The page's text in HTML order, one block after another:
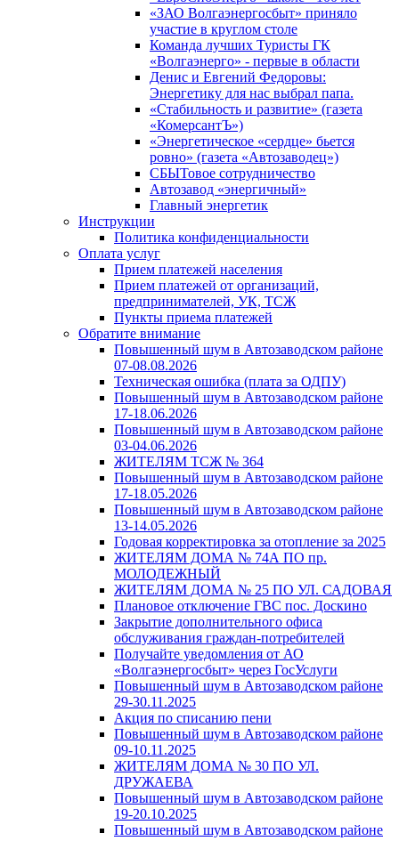
«ЗАО Волгаэнергосбыт» приняло
участие в круглом столе
Команда лучших Туристы ГК
«Волгаэнерго» - первые в области
Денис и Евгений Федоровы:
Энергетику для нас выбрал папа.
«Стабильность и развитие» (газета
«КомерсантЪ»)
«Энергетическое «сердце» бьется
ровно» (газета «Автозаводец»)
СБЫТовое сотрудничество
Автозавод «энергичный»
Главный энергетик
Инструкции
Политика конфиденциальности
Оплата услуг
Прием платежей населения
Прием платежей от организаций,
предпринимателей, УК, ТСЖ
Пункты приема платежей
Обратите внимание
Повышенный шум в Автозаводском районе
07-08.08.2026
Техническая ошибка (плата за ОДПУ)
Повышенный шум в Автозаводском районе
17-18.06.2026
Повышенный шум в Автозаводском районе
03-04.06.2026
ЖИТЕЛЯМ ТСЖ № 364
Повышенный шум в Автозаводском районе
17-18.05.2026
Повышенный шум в Автозаводском районе
13-14.05.2026
Годовая корректировка за отопление за 2025
ЖИТЕЛЯМ ДОМА № 74А ПО пр.
МОЛОДЕЖНЫЙ
ЖИТЕЛЯМ ДОМА № 25 ПО УЛ. САДОВАЯ
Плановое отключение ГВС пос. Доскино
Закрытие дополнительного офиса
обслуживания граждан-потребителей
Получайте уведомления от АО
«Волгаэнергосбыт» через ГосУслуги
Повышенный шум в Автозаводском районе
29-30.11.2025
Акция по списанию пени
Повышенный шум в Автозаводском районе
09-10.11.2025
ЖИТЕЛЯМ ДОМА № 30 ПО УЛ.
ДРУЖАЕВА
Повышенный шум в Автозаводском районе
19-20.10.2025
Повышенный шум в Автозаводском районе